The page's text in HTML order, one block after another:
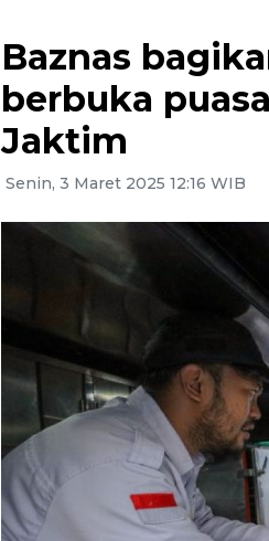
Baznas
berbuka
Jaktim
Senin, 3 Maret 2025 12:16 WIB